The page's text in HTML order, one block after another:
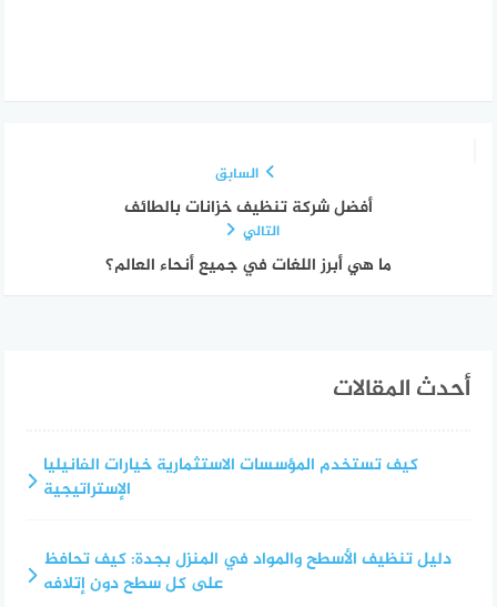
السابق
أفضل شركة تنظيف خزانات بالطائف
التالي
ما هي أبرز اللغات في جميع أنحاء العالم؟
أحدث المقالات
كيف تستخدم المؤسسات الاستثمارية خيارات الفانيليا
الإستراتيجية
دليل تنظيف الأسطح والمواد في المنزل بجدة: كيف تحافظ
على كل سطح دون إتلافه